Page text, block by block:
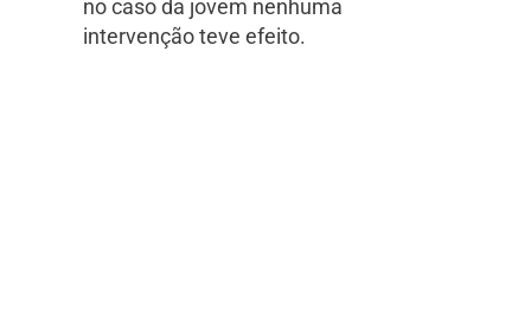
no caso da jovem nenhuma
intervenção teve efeito.